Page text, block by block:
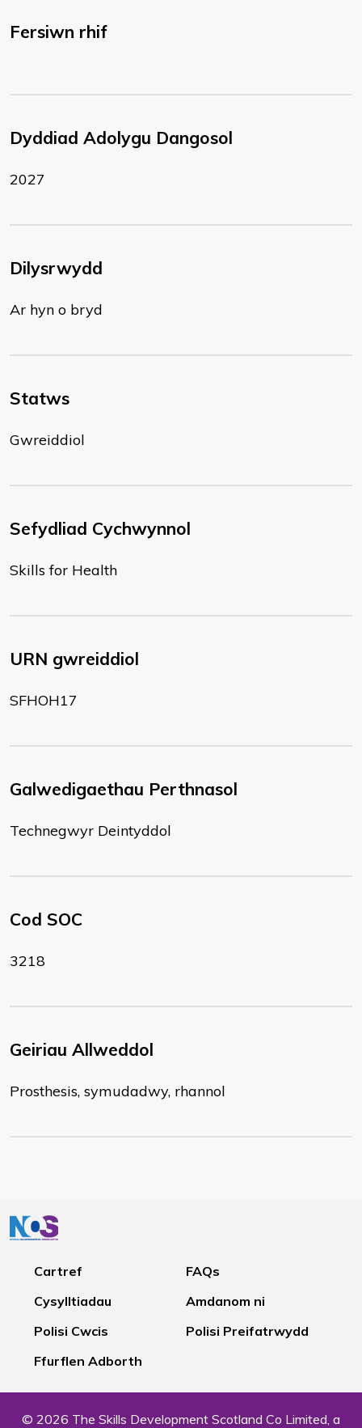
Fersiwn rhif
Dyddiad Adolygu Dangosol
2027
Dilysrwydd
Ar hyn o bryd
Statws
Gwreiddiol
Sefydliad Cychwynnol
Skills for Health
URN gwreiddiol
SFHOH17
Galwedigaethau Perthnasol
Technegwyr Deintyddol
Cod SOC
3218
Geiriau Allweddol
Prosthesis, symudadwy, rhannol
Cartref
FAQs
Cysylltiadau
Amdanom ni
Polisi Cwcis
Polisi Preifatrwydd
Ffurflen Adborth
© 2026 The Skills Development Scotland Co Limited, a